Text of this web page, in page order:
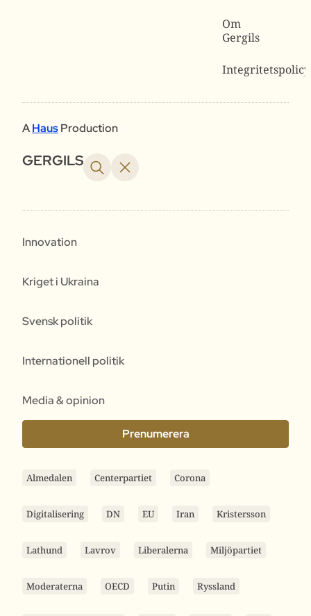
Om
Gergils
Integritetspolicy
AHausProduction
GERGILS
Innovation
Kriget i Ukraina
Svensk politik
Internationell politik
Media & opinion
Prenumerera
Almedalen Centerpartiet Corona
Digitalisering DN EU Iran Kristersson
Lathund Lavrov Liberalerna Miljöpartiet
Moderaterna OECD Putin Ryssland